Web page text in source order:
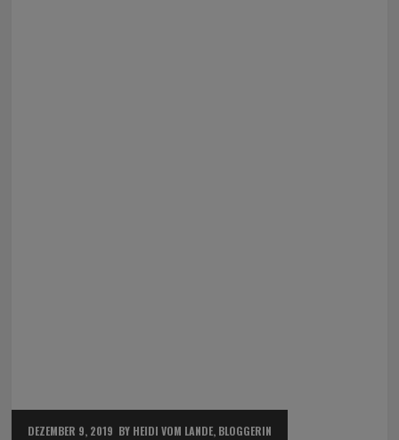
DEZEMBER 9, 2019 BY HEIDI VOM LANDE, BLOGGERIN